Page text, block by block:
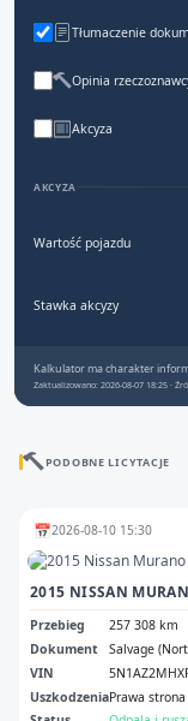
Tłumaczenie
Opinia
Akcyza
AKCYZA
Wartość pojazdu
Stawka akcyzy
Kalkulator ma charakter
Zaktualizowano: 2026-08-07 18:25 ·
PODOBNE LICYTACJE
📅2026-08-10 15:30
2015 NISSAN
Przebieg
257 308 km
Dokument
Salvage
VIN
UszkodzeniaPrawa strona